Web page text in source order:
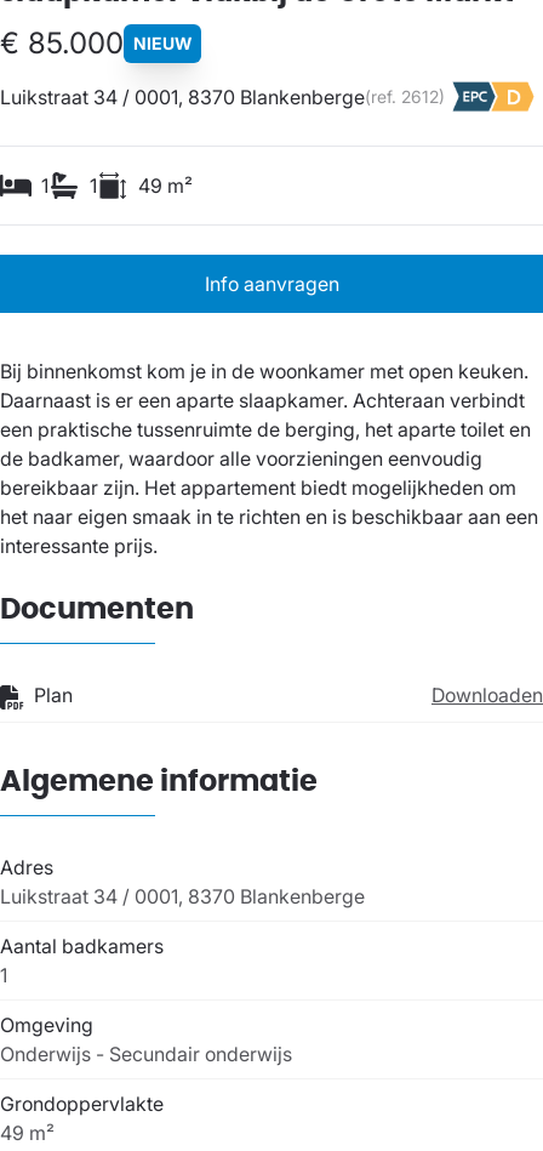
€ 85.000 NIEUW
Luikstraat 34 / 0001, 8370 Blankenberge(ref. 2612)
1 1 49 m²
Info aanvragen
Bij binnenkomst kom je in de woonkamer met open keuken.
Daarnaast is er een aparte slaapkamer. Achteraan verbindt
een praktische tussenruimte de berging, het aparte toilet en
de badkamer, waardoor alle voorzieningen eenvoudig
bereikbaar zijn. Het appartement biedt mogelijkheden om
het naar eigen smaak in te richten en is beschikbaar aan een
interessante prijs.
Documenten
Plan Downloaden
Algemene informatie
Adres
Luikstraat 34 / 0001, 8370 Blankenberge
Aantal badkamers
1
Omgeving
Onderwijs - Secundair onderwijs
Grondoppervlakte
49 m²